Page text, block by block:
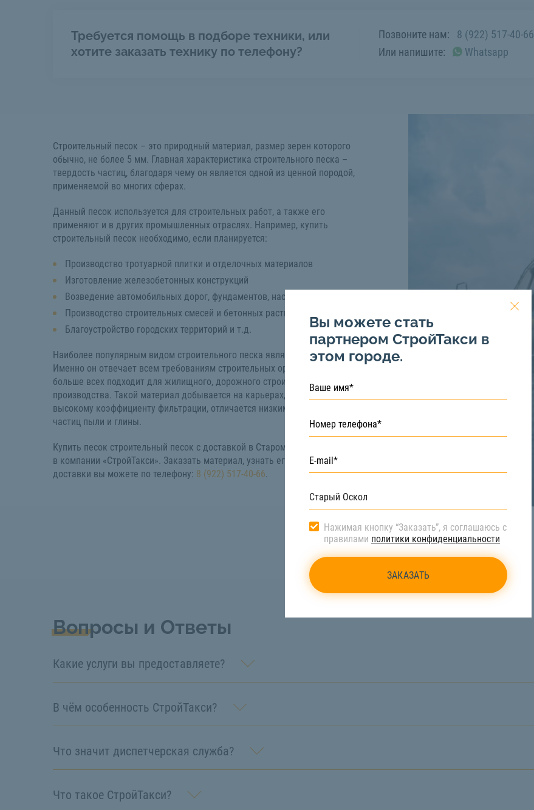
Требуется помощь в подборе техники, или
хотите заказать технику по телефону?
Позвоните нам:
8 (922) 517-40-66
Или напишите:
Whatsapp
Строительный песок – это природный материал, размер зерен которого
обычно, не более 5 мм. Главная характеристика строительного песка –
твердость частиц, благодаря чему он является одной из ценной породой,
применяемой во многих сферах.
Данный песок используется для строительных работ, а также его
применяют и в других промышленных отраслях. Например, купить
строительный песок необходимо, если планируется:
Производство тротуарной плитки и отделочных материалов
Изготовление железобетонных конструкций
Возведение автомобильных дорог, фундаментов, насыпей
Производство строительных смесей и бетонных растворов
Благоустройство городских территорий и т.д.
Наиболее популярным видом строительного песка является карьерный.
Именно он отвечает всем требованиям строительных организаций, и
больше всех подходит для жилищного, дорожного строительства, бетонного
производства. Такой материал добывается на карьерах, соответствует
высокому коэффициенту фильтрации, отличается низким содержанием
частиц пыли и глины.
Купить песок строительный песок с доставкой в Старом Осколе вы можете
в компании «СтройТакси». Заказать материал, узнать его цену, условия
доставки вы можете по телефону: 8 (922) 517-40-66.
Вопросы и Ответы
Какие услуги вы предоставляете?
В чём особенность СтройТакси?
Что значит диспетчерская служба?
Что такое СтройТакси?
Вы можете стать
партнером СтройТакси в
этом городе.
Нажимая кнопку “Заказать”, я соглашаюсь с
правилами политики конфиденциальности